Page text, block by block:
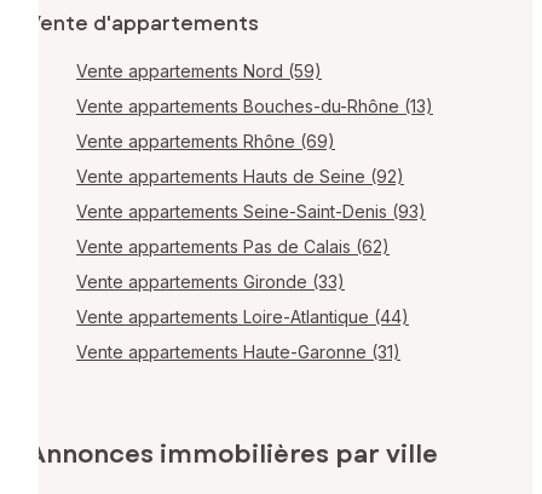
Vente d'appartements
Vente appartements Nord (59)
Vente appartements Bouches-du-Rhône (13)
Vente appartements Rhône (69)
Vente appartements Hauts de Seine (92)
Vente appartements Seine-Saint-Denis (93)
Vente appartements Pas de Calais (62)
Vente appartements Gironde (33)
Vente appartements Loire-Atlantique (44)
Vente appartements Haute-Garonne (31)
Annonces immobilières par ville